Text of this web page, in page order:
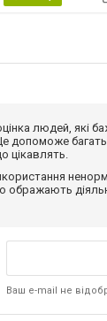
людей,
допоможе
цікавлять.
ображають
Ваш e-mail не